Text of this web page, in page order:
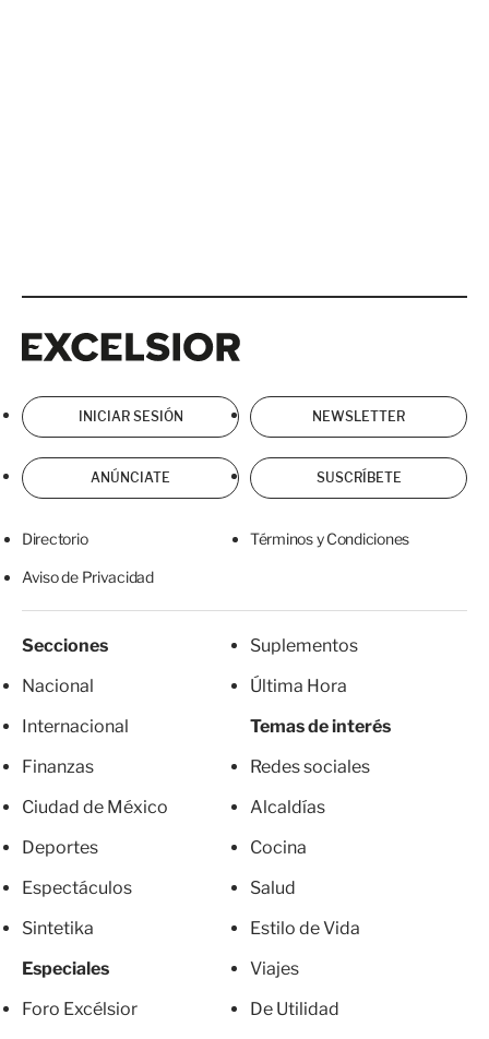
INICIAR SESIÓN NEWSLETTER
ANÚNCIATE SUSCRÍBETE
Directorio Términos y Condiciones
Aviso de Privacidad
Secciones
Nacional
Internacional
Finanzas
Ciudad de México
Deportes
Espectáculos
Sintetika
Especiales
Foro Excélsior
Suplementos
Última Hora
Temas de interés
Redes sociales
Alcaldías
Cocina
Salud
Estilo de Vida
Viajes
De Utilidad